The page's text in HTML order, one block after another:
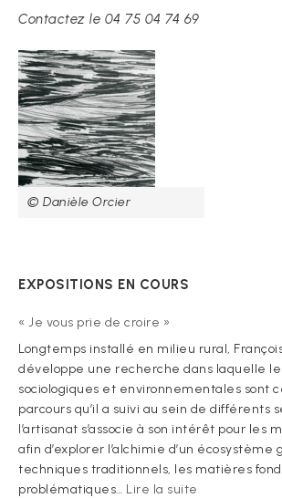
Contactez le 04 75 04 74 69
© Danièle Orcier
EXPOSITIONS EN COURS
« Je vous prie de croire »
Longtemps installé en milieu rural,
développe une recherche dans laquelle
sociologiques et environnementales sont
parcours qu’il a suivi au sein de différents
l’artisanat s’associe à son intérêt pour les
afin d’explorer l’alchimie d’un écosystème
techniques traditionnels, les matières
problématiques… Lire la suite